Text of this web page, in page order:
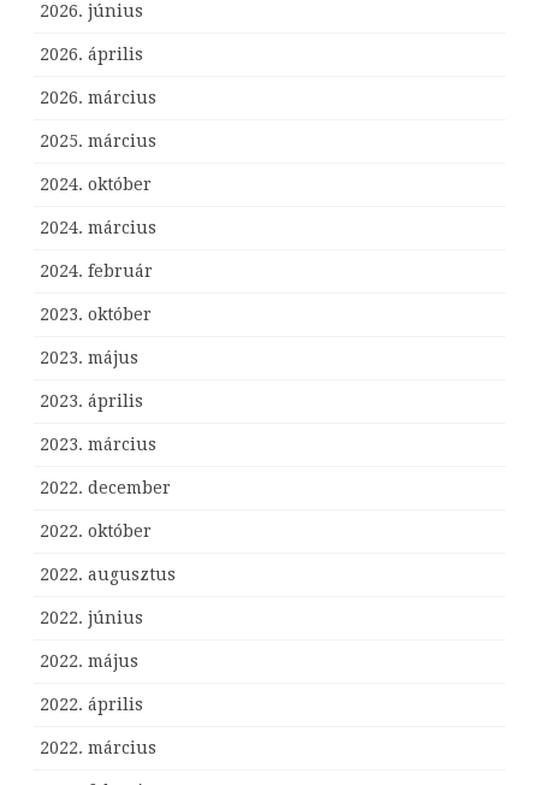
2026. június
2026. április
2026. március
2025. március
2024. október
2024. március
2024. február
2023. október
2023. május
2023. április
2023. március
2022. december
2022. október
2022. augusztus
2022. június
2022. május
2022. április
2022. március